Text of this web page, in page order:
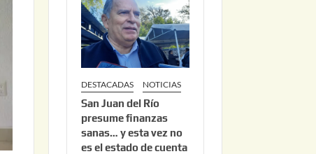
DESTACADAS NOTICIAS
San Juan del Río
presume finanzas
sanas… y esta vez no
es el estado de cuenta